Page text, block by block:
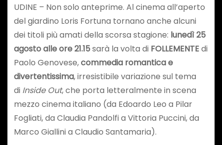
UDINE – Non solo anteprime. Al cinema all’aperto
del giardino Loris Fortuna tornano anche alcuni
dei titoli più amati della scorsa stagione: lunedì 25
agosto alle ore 21.15sarà la volta di FOLLEMENTEdi
Paolo Genovese,commedia romantica e
divertentissima, irresistibile variazione sul tema
diInside Out, che porta letteralmente in scena
mezzo cinema italiano (da Edoardo Leo a Pilar
Fogliati, da Claudia Pandolfi a Vittoria Puccini, da
Marco Giallini a Claudio Santamaria).